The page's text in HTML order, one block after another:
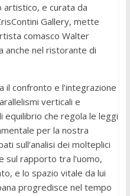
artistico, e curata da
Gallery, mette
comasco Walter
anche nel ristorante di
il confronto e l’integrazione
verticali e
equilibrio che regola le leggi
per la nostra
sull’analisi dei molteplici
sul rapporto tra l’uomo,
e lo spazio vitale da lui
progredisce nel tempo